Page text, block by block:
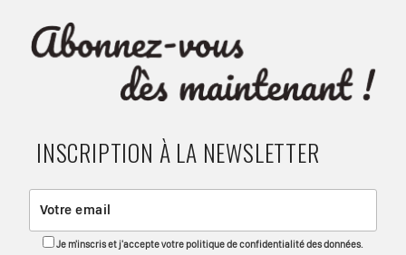
INSCRIPTION À LA NEWSLETTER
Je m'inscris et j'accepte votre politique de confidentialité des données.